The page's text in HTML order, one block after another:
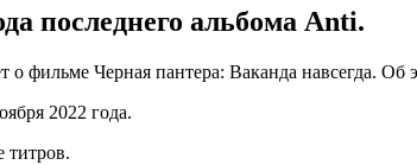
последнего альбома Anti.
фильме Черная пантера: Ваканда навсегда. Об
2022 года.
титров.